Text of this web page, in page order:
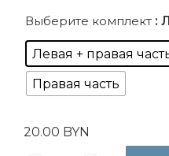
Выберите комплект :
Левая + правая
Правая часть
20.00 BYN